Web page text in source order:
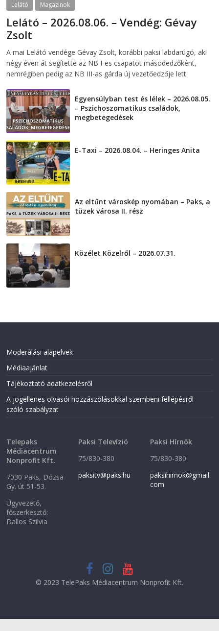
Lelátó Magazinok
Lelátó – 2026.08.06. – Vendég: Gévay
Zsolt
A mai Lelátó vendége Gévay Zsolt, korábbi paksi labdarúgó, aki
négy éven át segítette az NB I-es csapatot másodedzőként,
nemrégiben pedig az NB III-as gárda új vezetőedzője lett.
Egyensúlyban test és lélek – 2026.08.05.
– Pszichoszomatikus családok,
megbetegedések
E-Taxi – 2026.08.04. – Heringes Anita
Az eltűnt városkép nyomában – Paks, a
tüzek városa II. rész
Közélet Közelről – 2026.07.31.
Moderálási alapelvek
Médiaajánlat
Tájékoztató adatkezelésről
A jogellenes olvasói hozzászólásokkal szembeni fellépésről
szóló szabályzat
Telepaks
Médiacentrum
Nonprofit Kft.
7030 Paks, Dózsa
Gy. út 51-53.
Ügyvezető,
főszerkesztő:
Dallos Szilvia
Paksi Televízió
75/830-380
paksitv@paks.hu
Paksi Hírnök
75/830-380
paksihirnok@gmail.
com
© 2023 TelePaks Médiacentrum Nonprofit Kft.